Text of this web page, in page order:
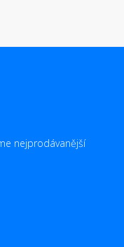
nejprodávanější